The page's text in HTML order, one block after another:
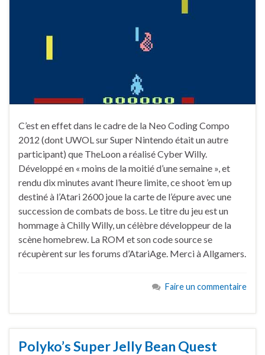
C’est en effet dans le cadre de la Neo Coding Compo
2012 (dont UWOL sur Super Nintendo était un autre
participant) que TheLoon a réalisé Cyber Willy.
Développé en « moins de la moitié d’une semaine », et
rendu dix minutes avant l’heure limite, ce shoot ’em up
destiné à l’Atari 2600 joue la carte de l’épure avec une
succession de combats de boss. Le titre du jeu est un
hommage à Chilly Willy, un célèbre développeur de la
scène homebrew. La ROM et son code source se
récupèrent sur les forums d’AtariAge. Merci à Allgamers.
Faire un commentaire
Polyko’s Super Jelly Bean Quest